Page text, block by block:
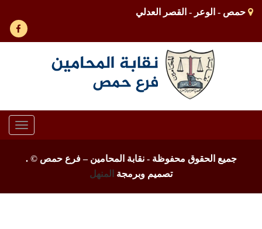
حمص - الوعر - القصر العدلي
جميع الحقوق محفوظة - نقابة المحامين – فرع حمص ©.
تصميم وبرمجة
المنهل